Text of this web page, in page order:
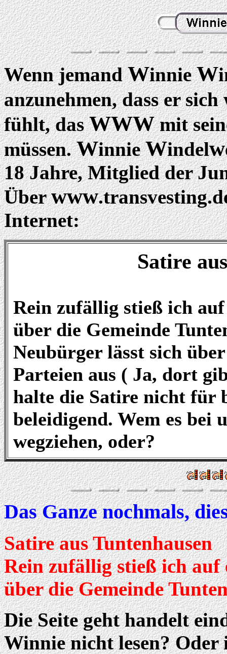
Wenn jemandWinnieW
anzunehmen, dass er
fühlt, dasWWWmit
müssen.WinnieWindelw
18 Jahre, Mitglied der
Überwww
Internet:
Satire
Rein zufällig stieß ich
über die Gemeinde
Neubürger lässt sich
Parteien aus ( Ja, dort
halte die Satire nicht für
beleidigend. Wem es bei
wegziehen, oder?
Das Ganze nochmals,
Satire aus Tuntenhausen
Rein zufällig stieß ich auf
über die Gemeinde
Die Seite geht handelt
Winnie nicht lesen? Oder